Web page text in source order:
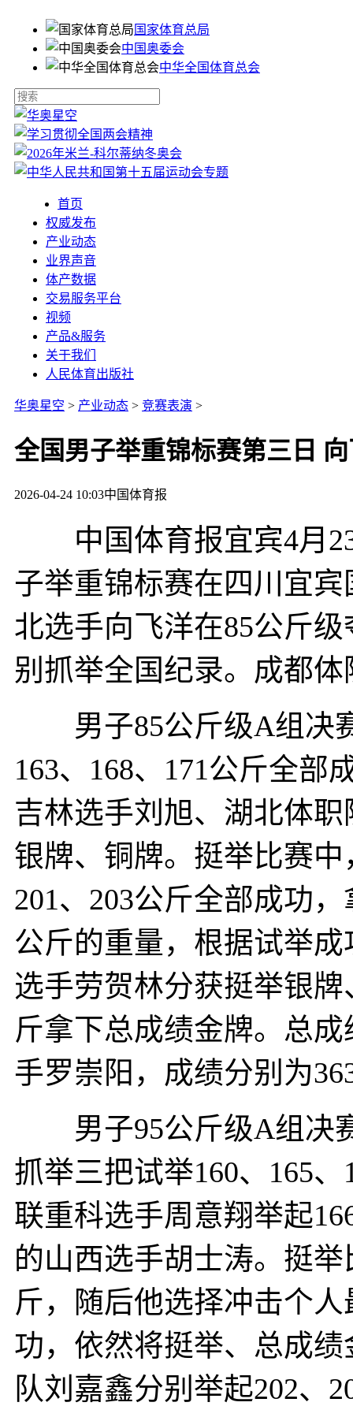
国家体育总局
中国奥委会
中华全国体育总会
首页
权威发布
产业动态
业界声音
体产数据
交易服务平台
视频
产品&服务
关于我们
人民体育出版社
华奥星空 > 产业动态 > 竞赛表演 >
全国男子举重锦标赛第三日
2026-04-24 10:03中国体育报
中国体育报宜宾4月23
子举重锦标赛在四川宜
北选手向飞洋在85公斤
别抓举全国纪录。成都
男子85公斤级A组决
163、168、171公斤全
吉林选手刘旭、湖北体
银牌、铜牌。挺举比赛
201、203公斤全部成功
公斤的重量，根据试举
选手劳贺林分获挺举银
斤拿下总成绩金牌。总
手罗崇阳，成绩分别为
男子95公斤级A组决赛
抓举三把试举160、165
联重科选手周意翔举起
的山西选手胡士涛。挺
斤，随后他选择冲击个
功，依然将挺举、总成
队刘嘉鑫分别举起202、